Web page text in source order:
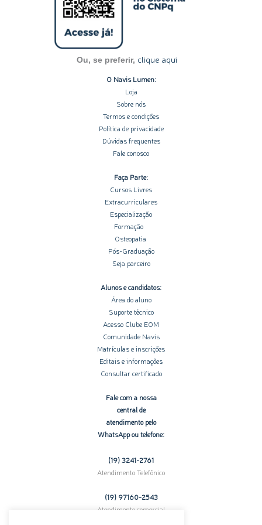
i
n
Ou, se preferir, clique aqui
O Navis Lumen:
Loja
Sobre nós
Termos e condições
Política de privacidade
Dúvidas frequentes
Fale conosco
Faça Parte:
Cursos Livres
Extracurriculares
Especialização
Formação
Osteopatia
Pós-Graduação
Seja parceiro
Alunos e candidatos:
Área do aluno
Suporte técnico
Acesso Clube EOM
Comunidade Navis
Matrículas e inscrições
Editais e informações
Consultar certificado
Fale com a nossa
central de
atendimento pelo
WhatsApp ou telefone:
(19) 3241-2761
Atendimento Telefônico
(19) 97160-2543
Atendimento comercial